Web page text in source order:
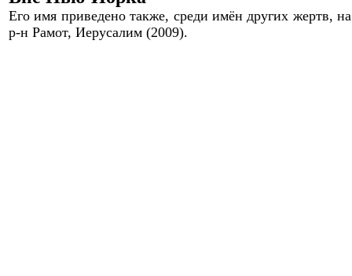
Его имя приведено также, среди имён других жертв,
р-н Рамот, Иерусалим (2009).